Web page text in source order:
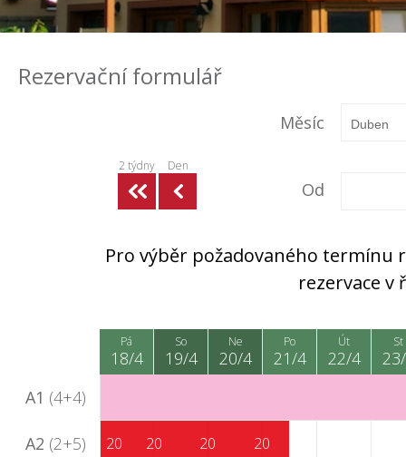
Rezervační formulář
Měsíc
2 týdny Den
Od
Pro výběr požadovaného termínu
rezervace
A1 (4+4)
A2 (2+5)
Pá
18/4
So
19/4
Ne
20/4
Po
21/4
Út
22/4
St
20 20 20 20